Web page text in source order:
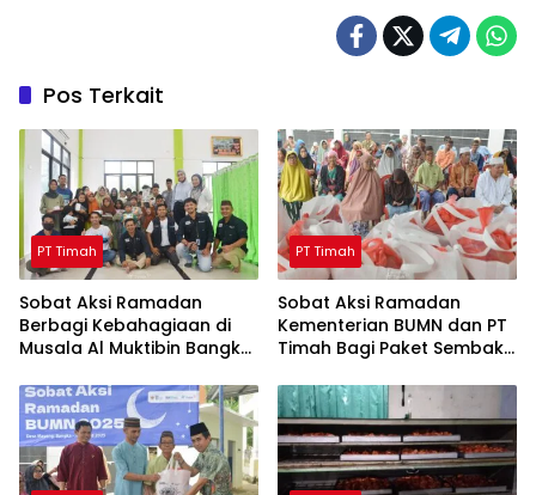
Pos Terkait
PT Timah
Sobat Aksi Ramadan
Berbagi Kebahagiaan di
Musala Al Muktibin Bangka
dan Piatu
PT Timah
Sobat Aksi Ramadan
Kementerian BUMN dan PT
Timah Bagi Paket Sembako
Barat